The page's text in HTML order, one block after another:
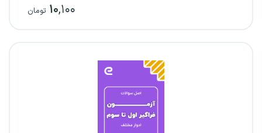
۱۰,۱۰۰ تومان